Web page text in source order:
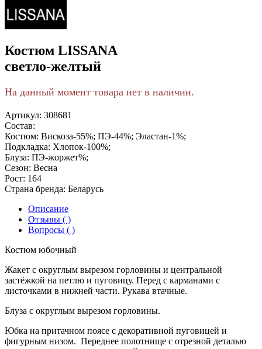
Костюм LISSANA
светло-желтый
На данный момент товара нет в наличии.
Артикул: 308681
Состав:
Костюм: Вискоза-55%; ПЭ-44%; Эластан-1%;
Подкладка: Хлопок-100%;
Блуза: ПЭ-жоржет%;
Сезон: Весна
Рост: 164
Страна бренда: Беларусь
Описание
Отзывы ( )
Вопросы ( )
Костюм юбочный
Жакет с округлым вырезом горловины и центральной
застёжкой на петлю и пуговицу. Перед с карманами с
листочками в нижней части. Рукава втачные.
Блуза с округлым вырезом горловины.
Юбка на притачном поясе с декоративной пуговицей и
фигурным низом. Переднее полотнище с отрезной деталью